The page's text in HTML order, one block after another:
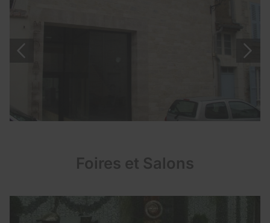
Foires et Salons